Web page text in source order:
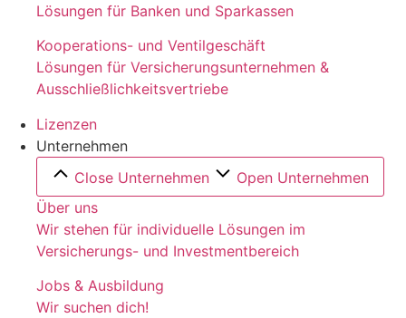
Lösungen für Banken und Sparkassen
Kooperations- und Ventilgeschäft
Lösungen für Versicherungsunternehmen &
Ausschließlichkeitsvertriebe
Lizenzen
Unternehmen
Close Unternehmen
Open Unternehmen
Über uns
Wir stehen für individuelle Lösungen im
Versicherungs- und Investmentbereich
Jobs & Ausbildung
Wir suchen dich!